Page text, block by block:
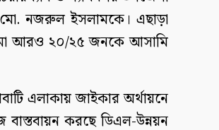
মো. নজরুল ইসলামকে। এছাড়া
আরও ২০/২৫ জনকে আসামি
এলাকায় জাইকার অর্থায়নে
বাস্তবায়ন করছে ডিএল-উন্নয়ন